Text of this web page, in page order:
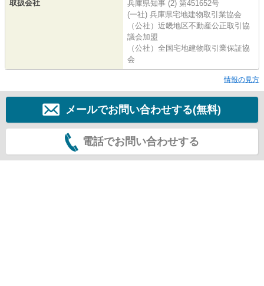
取扱会社
兵庫県知事 (2) 第451652号
(一社) 兵庫県宅地建物取引業協会
（公社）近畿地区不動産公正取引協
議会加盟
（公社）全国宅地建物取引業保証協
会
情報の見方
メールでお問い合わせする(無料)
電話でお問い合わせする